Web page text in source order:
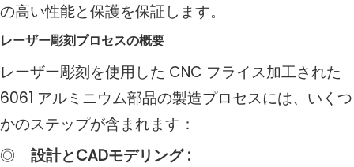
の高い性能と保護を保証します。
レーザー彫刻プロセスの概要
レーザー彫刻を使用した CNC フライス加工された
6061 アルミニウム部品の製造プロセスには、いくつ
かのステップが含まれます：
◎
設計とCADモデリング: